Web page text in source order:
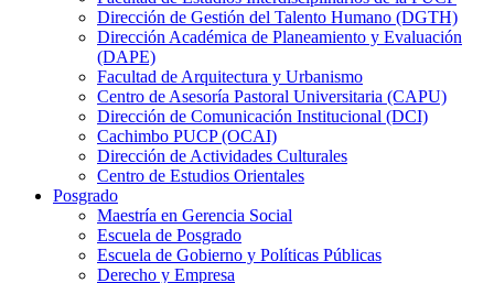
Dirección de Gestión del Talento Humano (DGTH)
Dirección Académica de Planeamiento y Evaluación
(DAPE)
Facultad de Arquitectura y Urbanismo
Centro de Asesoría Pastoral Universitaria (CAPU)
Dirección de Comunicación Institucional (DCI)
Cachimbo PUCP (OCAI)
Dirección de Actividades Culturales
Centro de Estudios Orientales
Posgrado
Maestría en Gerencia Social
Escuela de Posgrado
Escuela de Gobierno y Políticas Públicas
Derecho y Empresa